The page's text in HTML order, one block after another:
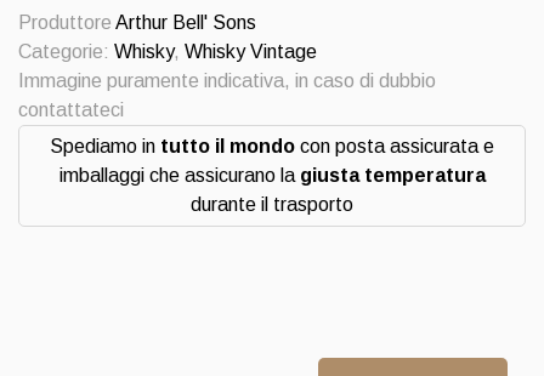
75th
Birthday
decanter
Whisky
quantità
Produttore Arthur Bell' Sons
Categorie: Whisky, Whisky Vintage
Immagine puramente indicativa, in caso di dubbio
contattateci
Spediamo in tutto il mondo con posta assicurata e
imballaggi che assicurano la giusta temperatura
durante il trasporto